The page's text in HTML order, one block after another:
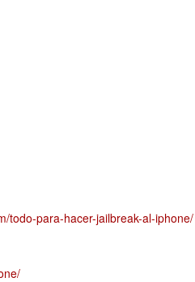
todo-para-hacer-jailbreak-al-iphone/